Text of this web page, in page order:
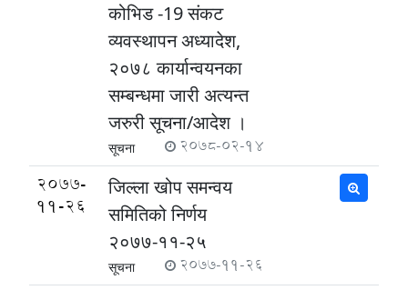
कोभिड -19 संकट
व्यवस्थापन अध्यादेश,
२०७८ कार्यान्वयनका
सम्बन्धमा जारी अत्यन्त
जरुरी सूचना/आदेश ।
सूचना 2078-02-14
2077-
11-26
जिल्ला खोप समन्वय
समितिको निर्णय
२०७७-११-२५
सूचना 2077-11-26